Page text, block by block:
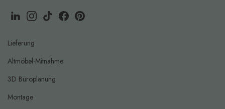
Lieferung
Altmöbel-Mitnahme
3D Büroplanung
Montage